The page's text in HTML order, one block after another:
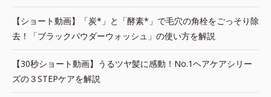
【ショート動画】「炭*」と「酵素*」で毛穴の角栓をごっそり除
去！「ブラックパウダーウォッシュ」の使い方を解説
【30秒ショート動画】うるツヤ髪に感動！No.1ヘアケアシリー
ズの３STEPケアを解説